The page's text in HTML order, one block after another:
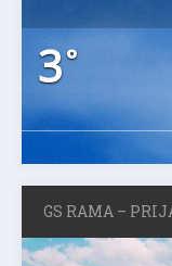
3°
GS RAMA –